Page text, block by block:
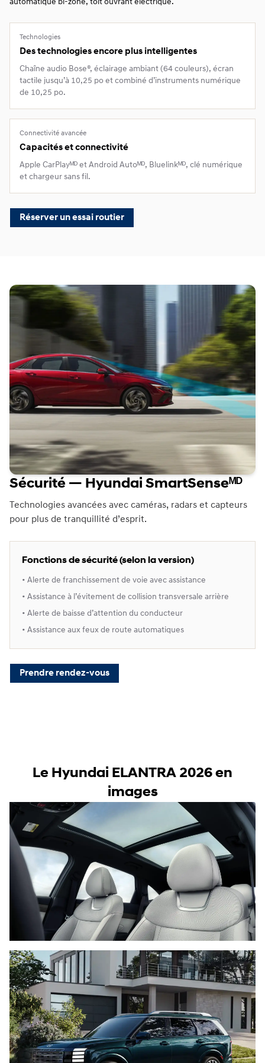
automatique bi-zone, toit ouvrant électrique.
Technologies
Des technologies encore plus intelligentes
Chaîne audio Bose®, éclairage ambiant (64 couleurs), écran
tactile jusqu’à 10,25 po et combiné d’instruments numérique
de 10,25 po.
Connectivité avancée
Capacités et connectivité
Apple CarPlayᴹᴰ et Android Autoᴹᴰ, Bluelinkᴹᴰ, clé numérique
et chargeur sans fil.
Réserver un essai routier
Sécurité — Hyundai SmartSenseᴹᴰ
Technologies avancées avec caméras, radars et capteurs
pour plus de tranquillité d’esprit.
Fonctions de sécurité (selon la version)
• Alerte de franchissement de voie avec assistance
• Assistance à l’évitement de collision transversale arrière
• Alerte de baisse d’attention du conducteur
• Assistance aux feux de route automatiques
Prendre rendez-vous
Le Hyundai ELANTRA 2026 en
images